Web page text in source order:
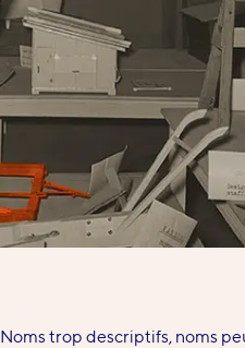
. Noms trop descriptifs, noms